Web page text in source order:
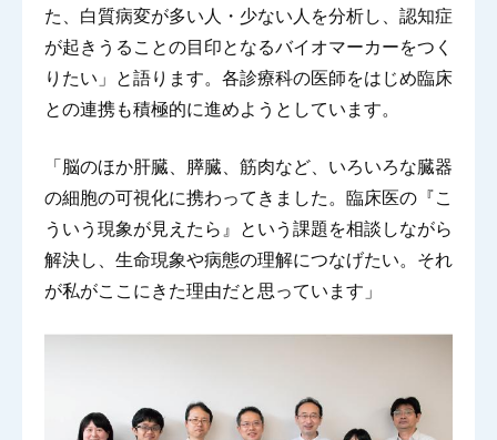
た、白質病変が多い人・少ない人を分析し、認知症
が起きうることの目印となるバイオマーカーをつく
りたい」と語ります。各診療科の医師をはじめ臨床
との連携も積極的に進めようとしています。
「脳のほか肝臓、膵臓、筋肉など、いろいろな臓器
の細胞の可視化に携わってきました。臨床医の『こ
ういう現象が見えたら』という課題を相談しながら
解決し、生命現象や病態の理解につなげたい。それ
が私がここにきた理由だと思っています」